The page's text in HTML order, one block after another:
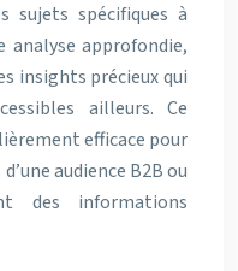
sujets spécifiques à
approfondie,
insights précieux qui
ailleurs. Ce
efficace pour
audience B2B ou
des informations